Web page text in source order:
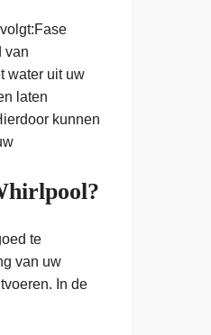
van
water uit uw
laten
kunnen
te
van uw
In de